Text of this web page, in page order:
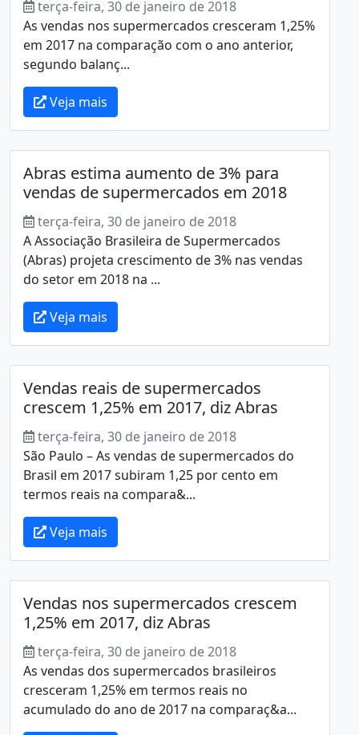
terça-feira, 30 de janeiro de 2018
As vendas nos supermercados cresceram 1,25%
em 2017 na comparação com o ano anterior,
segundo balanç...
Veja mais
Abras estima aumento de 3% para
vendas de supermercados em 2018
terça-feira, 30 de janeiro de 2018
A Associação Brasileira de Supermercados
(Abras) projeta crescimento de 3% nas vendas
do setor em 2018 na ...
Veja mais
Vendas reais de supermercados
crescem 1,25% em 2017, diz Abras
terça-feira, 30 de janeiro de 2018
São Paulo – As vendas de supermercados do
Brasil em 2017 subiram 1,25 por cento em
termos reais na compara&...
Veja mais
Vendas nos supermercados crescem
1,25% em 2017, diz Abras
terça-feira, 30 de janeiro de 2018
As vendas dos supermercados brasileiros
cresceram 1,25% em termos reais no
acumulado do ano de 2017 na comparaç&a...